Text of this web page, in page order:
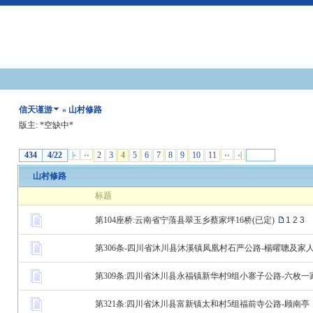
信天谨游
» 山村修路
版主: *空缺中*
434 4/22 |‹ ‹‹ 2 3 4 5 6 7 8 9 10 11 ›› ›|
山村修路
标题
第104座桥:云南省宁蒗县翠玉乡蔡家坪16桥(已定) 1 2 3
第306条-四川省沐川县沐溪镇凤凰村石严公路-楊曜聰及家人
第309条:四川省沐川县永福镇新华村9组小寨子公路-六枚一
第321条:四川省沐川县富新镇太和村5组福前寺公路-顾南亭